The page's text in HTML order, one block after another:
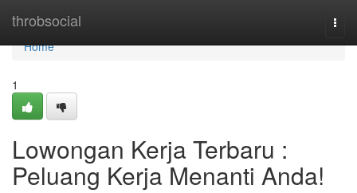
throbsocial
Home
Home
1
Lowongan Kerja Terbaru :
Peluang Kerja Menanti Anda!